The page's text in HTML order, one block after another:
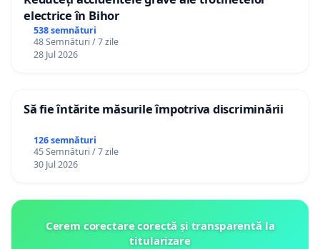
electrice în Bihor
538 semnături
48 Semnături / 7 zile
28 Jul 2026
Să fie întărite măsurile împotriva discriminării
126 semnături
45 Semnături / 7 zile
30 Jul 2026
Cerem corectare corectă și transparentă la
titularizare